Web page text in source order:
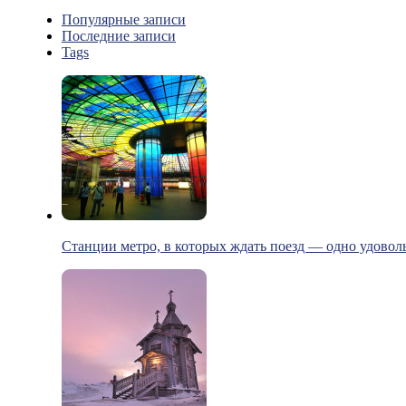
Популярные записи
Последние записи
Tags
Станции метро, в которых ждать поезд — одно